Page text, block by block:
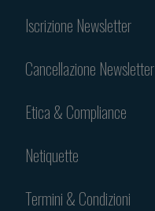
Iscrizione Newsletter
Cancellazione Newsletter
Etica & Compliance
Netiquette
Termini & Condizioni